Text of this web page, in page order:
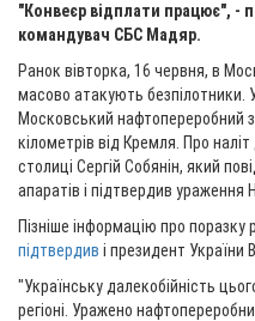
"Конвеєр відплати працює", -
командувач СБС Мадяр.
Ранок вівторка, 16 червня, в
масово атакують безпілотники.
Московський нафтопереробний
кілометрів від Кремля. Про
столиці Сергій Собянін, який
апаратів і підтвердив ураження
Пізніше інформацію про поразку
підтвердив і президент України
"Українську далекобійність
регіоні. Уражено